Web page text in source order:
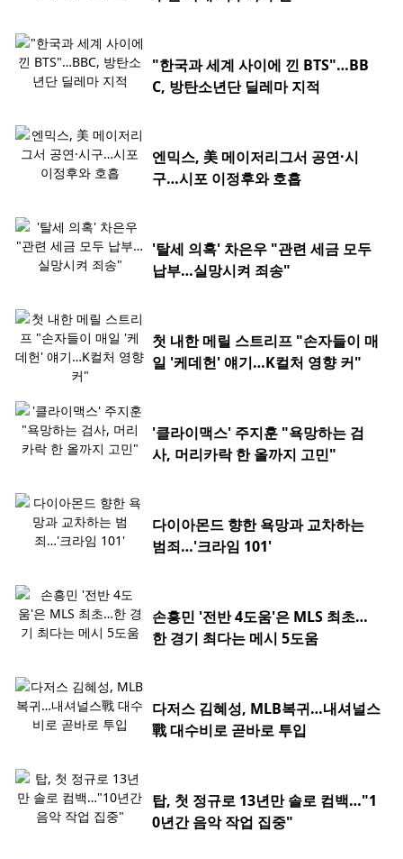
"한국과 세계 사이에 낀 BTS"…BB
C, 방탄소년단 딜레마 지적
엔믹스, 美 메이저리그서 공연·시
구…시포 이정후와 호흡
'탈세 의혹' 차은우 "관련 세금 모두
납부…실망시켜 죄송"
첫 내한 메릴 스트리프 "손자들이 매
일 '케데헌' 얘기…K컬처 영향 커"
'클라이맥스' 주지훈 "욕망하는 검
사, 머리카락 한 올까지 고민"
다이아몬드 향한 욕망과 교차하는
범죄…'크라임 101'
손흥민 '전반 4도움'은 MLS 최초…
한 경기 최다는 메시 5도움
다저스 김혜성, MLB복귀…내셔널스
戰 대수비로 곧바로 투입
탑, 첫 정규로 13년만 솔로 컴백…"1
0년간 음악 작업 집중"